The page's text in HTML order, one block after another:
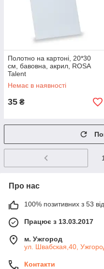
Полотно на картоні, 20*30
см, бавовна, акрил, ROSA
Talent
Немає в наявності
35 ₴
1
Про нас
100% позитивних з 53
Працює з 13.03.2017
м. Ужгород
ул. Швабская,40,
Контакти